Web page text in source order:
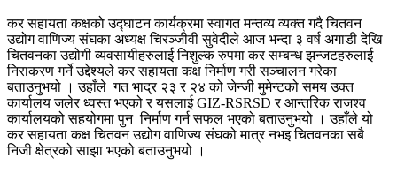
कर सहायता कक्षको उद्घाटन कार्यक्रमा स्वागत मन्तव्य व्यक्त गदै चितवन
उद्योग वाणिज्य संघका अध्यक्ष चिरञ्जीवी सुवेदीले आज भन्दा ३ वर्ष अगाडी देखि
चितवनका उद्योगी व्यवसायीहरुलाई निशुल्क रुपमा कर सम्बन्ध झन्जटहरुलाई
निराकरण गर्ने उद्देश्यले कर सहायता कक्ष निर्माण गरी सञ्चालन गरेका
बताउनुभयो । उहाँले गत भाद्र २३ र २४ को जेन्जी मुमेन्टको समय उक्त
कार्यालय जलेर ध्वस्त भएको र यसलाई GIZ-RSRSD र आन्तरिक राजश्व
कार्यालयको सहयोगमा पुन निर्माण गर्न सफल भएको बताउनुभयो । उहाँले यो
कर सहायता कक्ष चितवन उद्योग वाणिज्य संघको मात्र नभइ चितवनका सबै
निजी क्षेत्रको साझा भएको बताउनुभयो ।